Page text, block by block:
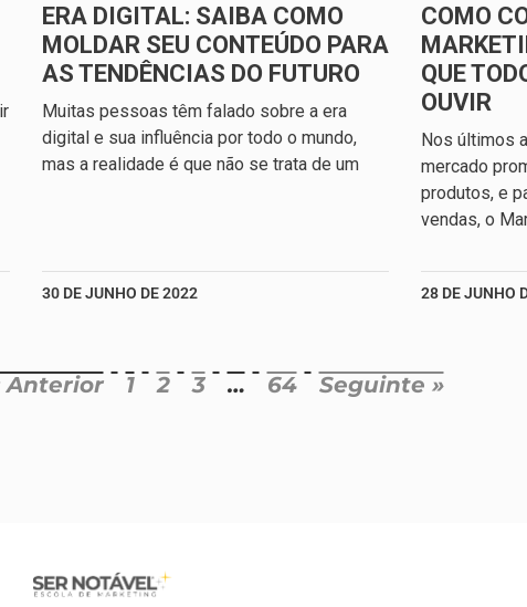
ERA DIGITAL: SAIBA COMO
MOLDAR SEU CONTEÚDO PARA
AS TENDÊNCIAS DO FUTURO
Muitas pessoas têm falado sobre a era
digital e sua influência por todo o mundo,
mas a realidade é que não se trata de um
30 DE JUNHO DE 2022
COMO
QUE
OUVIR
Nos últimos
mercado
produtos, e
vendas, o
28 DE JUNHO
Anterior 1 2 3 … 64 Seguinte »